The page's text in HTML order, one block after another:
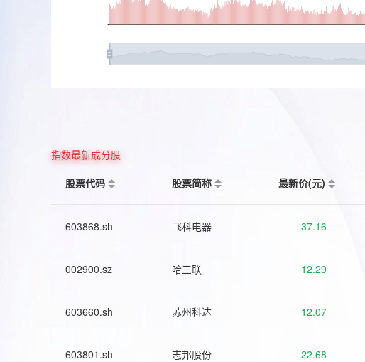
指数最新成分股
股票代码
股票简称 最新价(元)
603868.sh 飞科电器 37.16
002900.sz 哈三联 12.29
603660.sh 苏州科达 12.07
603801.sh 志邦股份 22.68